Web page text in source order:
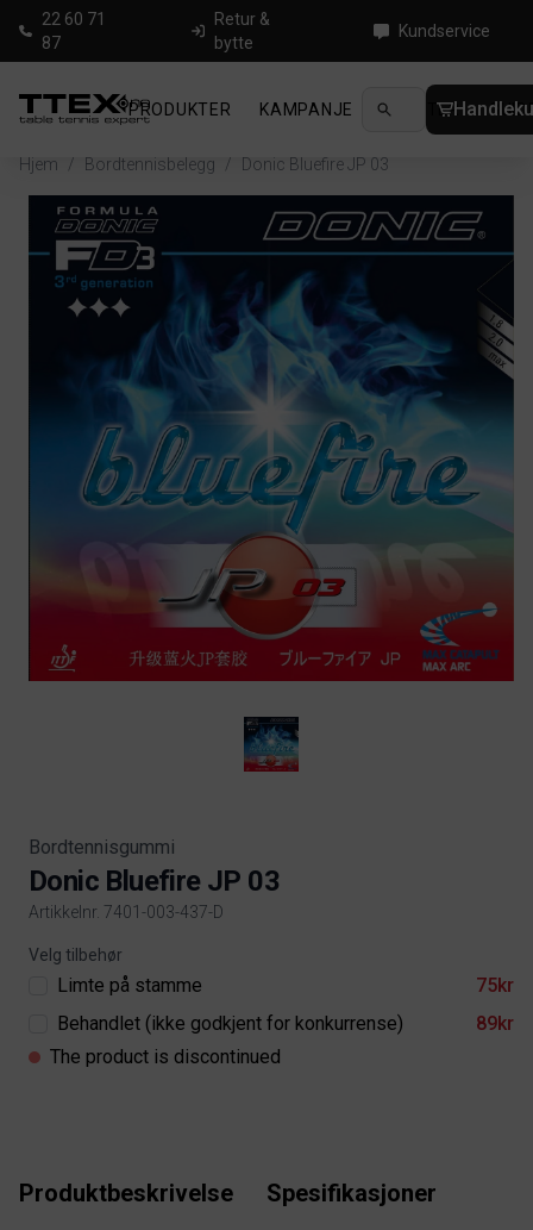
22 60 71
87
Retur &
bytte
Kundservice
PRODUKTER KAMPANJE NYHETER
Hjem / Bordtennisbelegg / Donic Bluefire JP 03
Bordtennisgummi
Donic Bluefire JP 03
Artikkelnr. 7401-003-437-D
Product information
Velg tilbehør
Limte på stamme
75kr
Behandlet (ikke godkjent for konkurrense)
89kr
The product is discontinued
Produktbeskrivelse Spesifikasjoner